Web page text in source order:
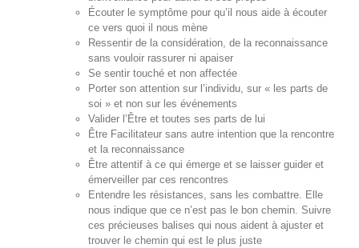
Écouter le symptôme pour qu’il nous aide à écouter
ce vers quoi il nous mène
Ressentir de la considération, de la reconnaissance
sans vouloir rassurer ni apaiser
Se sentir touché et non affectée
Porter son attention sur l’individu, sur « les parts de
soi » et non sur les événements
Valider l’Être et toutes ses parts de lui
Être Facilitateur sans autre intention que la rencontre
et la reconnaissance
Être attentif à ce qui émerge et se laisser guider et
émerveiller par ces rencontres
Entendre les résistances, sans les combattre. Elle
nous indique que ce n’est pas le bon chemin. Suivre
ces précieuses balises qui nous aident à ajuster et
trouver le chemin qui est le plus juste